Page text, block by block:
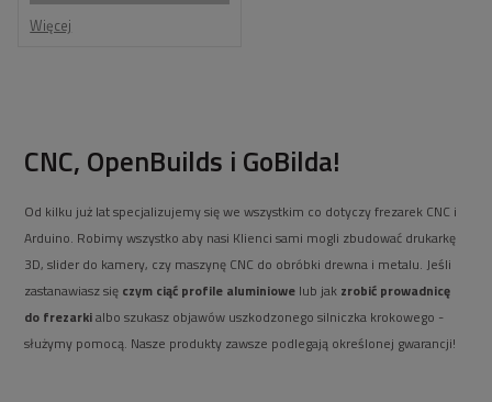
Więcej
CNC, OpenBuilds i GoBilda!
Od kilku już lat specjalizujemy się we wszystkim co dotyczy frezarek CNC i
Arduino. Robimy wszystko aby nasi Klienci sami mogli zbudować drukarkę
3D, slider do kamery, czy maszynę CNC do obróbki drewna i metalu. Jeśli
zastanawiasz się czym ciąć profile aluminiowe lub jak zrobić prowadnicę
do frezarkialbo szukasz objawów uszkodzonego silniczka krokowego -
służymy pomocą. Nasze produkty zawsze podlegają określonej gwarancji!